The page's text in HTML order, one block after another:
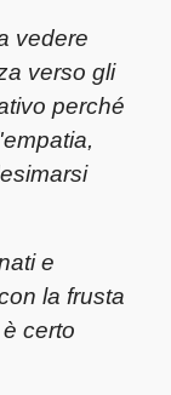
vedere
verso gli
perché
e
la frusta
certo